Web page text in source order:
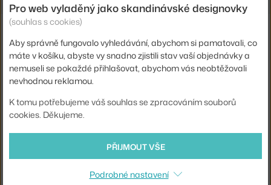
Pro web vyladěný jako skandinávské designovky
(souhlas s cookies)
Aby správně fungovalo vyhledávání, abychom si pamatovali, co
máte v košíku, abyste vy snadno zjistili stav vaší objednávky a
nemuseli se pokaždé přihlašovat, abychom vás neobtěžovali
nevhodnou reklamou.
K tomu potřebujeme váš souhlas se zpracováním souborů
cookies. Děkujeme.
PŘIJMOUT VŠE
Podrobné nastavení
Novinky e-mailem
ODESLAT
Přihlášením souhlasíte se
Nákup
Sortiment